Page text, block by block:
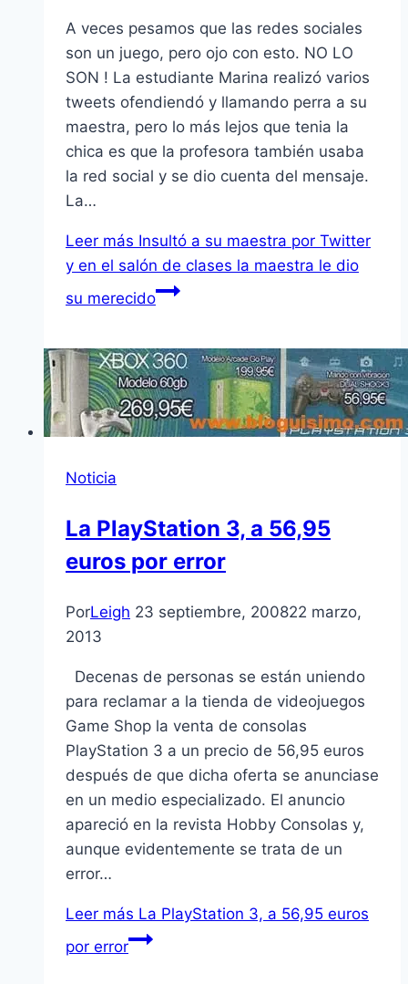
A veces pesamos que las redes sociales
son un juego, pero ojo con esto. NO LO
SON ! La estudiante Marina realizó varios
tweets ofendiendó y llamando perra a su
maestra, pero lo más lejos que tenia la
chica es que la profesora también usaba
la red social y se dio cuenta del mensaje.
La…
Leer más Insultó a su maestra por Twitter
y en el salón de clases la maestra le dio
su merecido
Noticia
La PlayStation 3, a 56,95
euros por error
PorLeigh 23 septiembre, 200822 marzo,
2013
Decenas de personas se están uniendo
para reclamar a la tienda de videojuegos
Game Shop la venta de consolas
PlayStation 3 a un precio de 56,95 euros
después de que dicha oferta se anunciase
en un medio especializado. El anuncio
apareció en la revista Hobby Consolas y,
aunque evidentemente se trata de un
error…
Leer más La PlayStation 3, a 56,95 euros
por error